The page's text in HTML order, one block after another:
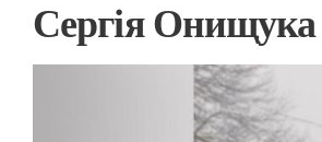
Сергія Онищука